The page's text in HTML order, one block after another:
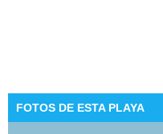
FOTOS DE ESTA PLAYA